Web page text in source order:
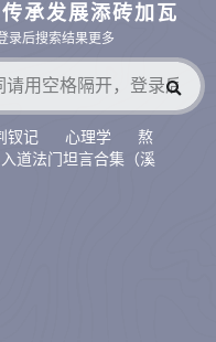
承发展添砖加瓦
录后搜索结果更多
钗记 心理学
熬
入道法门坦言合集（溪